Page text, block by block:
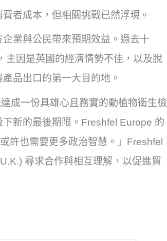
者成本，但相關挑戰已然浮現。
業與公民帶來預期效益。過去十
主因是英國的經濟情勢不佳，以及脫
品出口的第一大目的地。
成一份具雄心且務實的動植物衛生檢
新的最後期限。Freshfel Europe 的
許也需要更多政治智慧。」Freshfel
尋求合作與相互理解，以促進貿